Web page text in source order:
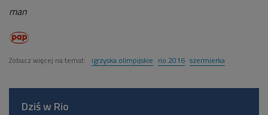
man
Zobacz więcej na temat: igrzyska olimpijskie rio 2016 szermierka
Dziś w Rio